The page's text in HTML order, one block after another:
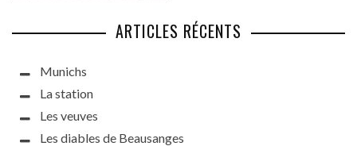
ARTICLES RÉCENTS
Munichs
La station
Les veuves
Les diables de Beausanges